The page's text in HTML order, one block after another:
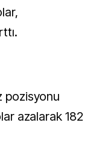
pozisyonu
azalarak 182